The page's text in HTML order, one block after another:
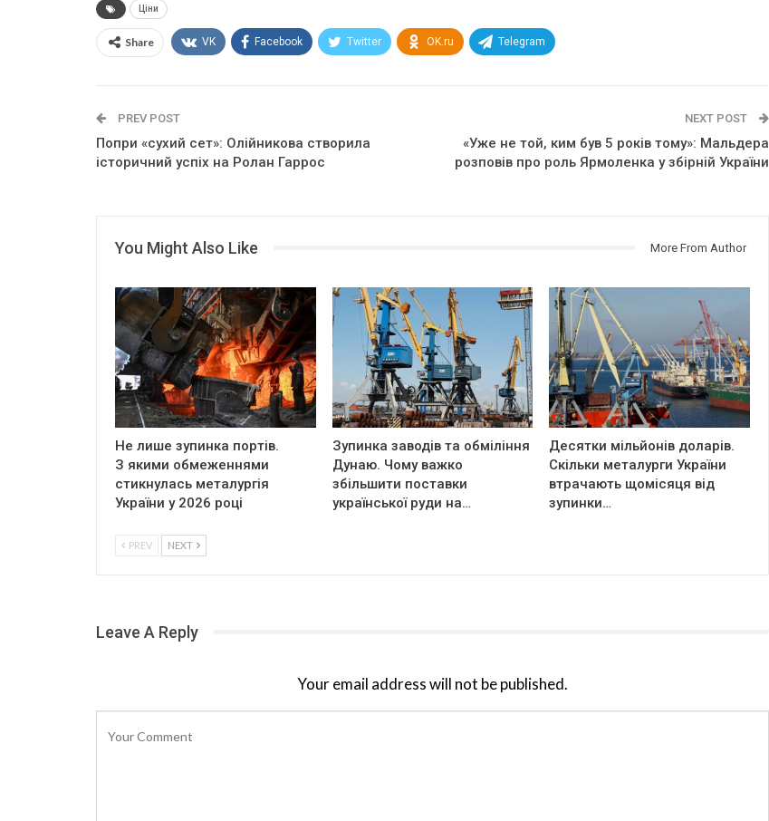
Ціни
Share VK Facebook Twitter OK.ru Telegram
PREV POST
Попри «сухий сет»: Олійникова створила
історичний успіх на Ролан Гаррос
NEXT POST
«Уже не той, ким був 5 років тому»: Мальдера
розповів про роль Ярмоленка у збірній України
You Might Also Like More From Author
Не лише зупинка портів.
З якими обмеженнями
стикнулась металургія
України у 2026 році
Зупинка заводів та обміління
Дунаю. Чому важко
збільшити поставки
української руди на…
Десятки мільйонів доларів.
Скільки металурги України
втрачають щомісяця від
зупинки…
PREV NEXT
Leave A Reply
Your email address will not be published.